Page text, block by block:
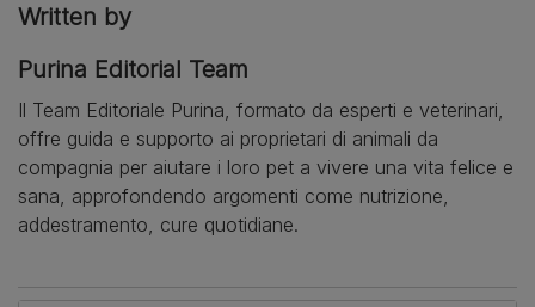
Written by
Purina Editorial Team
Il Team Editoriale Purina, formato da esperti e veterinari,
offre guida e supporto ai proprietari di animali da
compagnia per aiutare i loro pet a vivere una vita felice e
sana, approfondendo argomenti come nutrizione,
addestramento, cure quotidiane.